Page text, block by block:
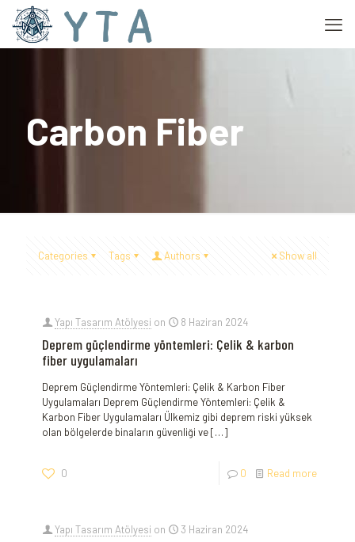
Carbon Fiber
Categories Tags Authors Show all
Yapı Tasarım Atölyesi on 8 Haziran 2024
Deprem güçlendirme yöntemleri: Çelik & karbon
fiber uygulamaları
Deprem Güçlendirme Yöntemleri: Çelik & Karbon Fiber
Uygulamaları Deprem Güçlendirme Yöntemleri: Çelik &
Karbon Fiber Uygulamaları Ülkemiz gibi deprem riski yüksek
olan bölgelerde binaların güvenliği ve[…]
0 0 Read more
Yapı Tasarım Atölyesi on 3 Haziran 2024